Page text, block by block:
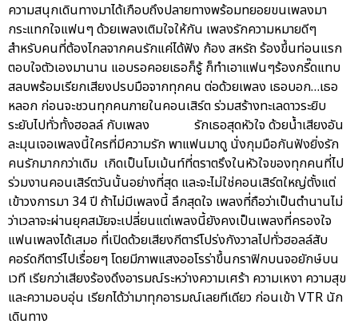
ความสนุกเดินทางมาได้เกือบถึงปลายทางพร้อมทยอยขนเพลงมา
กระแทกใจแฟนๆ ด้วยเพลงเติมใจให้กัน เพลงรักความหมายดีๆ
สำหรับคนที่ต้องไกลจากคนรักแค่ได้ฟัง ก้อง สหรัถ ร้องขึ้นท่อนแรก
ตอบใจตัวเองมานาน แอบรอคอยเธอก็รู้ ก็ทำเอาแฟนๆร้องกรี๊ดแทบ
สลบพร้อมเรียกเสียงปรบมือจากทุกคน ต่อด้วยเพลง เธอบอก…เธอ
หลอก ก่อนจะชวนทุกคนภายในคอนเสิร์ต ร่วมสร้างทะเลดาวระยิบ
ระยับไปทั่วทั้งฮอลล์ กับเพลง รักเธอสุดหัวใจ ด้วยน้ำเสียงอัน
ละมุนเจอเพลงนี้ใครที่มีความรัก พาแฟนมาดู นั่งกุมมือกันฟังยิ่งรัก
คนรักมากกว่าเดิม เกิดเป็นโมเม้นท์ที่ตราตรึงในหัวใจของทุกคนที่ไป
ร่วมงานคอนเสิร์ตวันนั้นอย่างที่สุด และจะไม่ใช่คอนเสิร์ตใหญ่ตั้งแต่
เข้าวงการมา 34 ปี ถ้าไม่มีเพลงนี้ ลึกสุดใจ เพลงที่ถือว่าเป็นตำนานไม่
ว่าเวลาจะผ่านยุคสมัยจะเปลี่ยนแต่เพลงนี้ยังคงเป็นเพลงที่ครองใจ
แฟนเพลงได้เสมอ ที่เปิดด้วยเสียงกีตาร์โปร่งกังวาลไปทั่วฮอลล์สับ
คอร์ดกีตาร์ไปเรื่อยๆ โดยมีภาพแสงออโรร่าขึ้นกราฟิกบนจอยักษ์บน
เวที เรียกว่าเสียงร้องดึงอารมณ์ระหว่างความเศร้า ความเหงา ความสุข
และความอบอุ่น เรียกได้ว่ามาทุกอารมณ์เลยทีเดียว ก่อนเข้า VTR นัก
เดินทาง